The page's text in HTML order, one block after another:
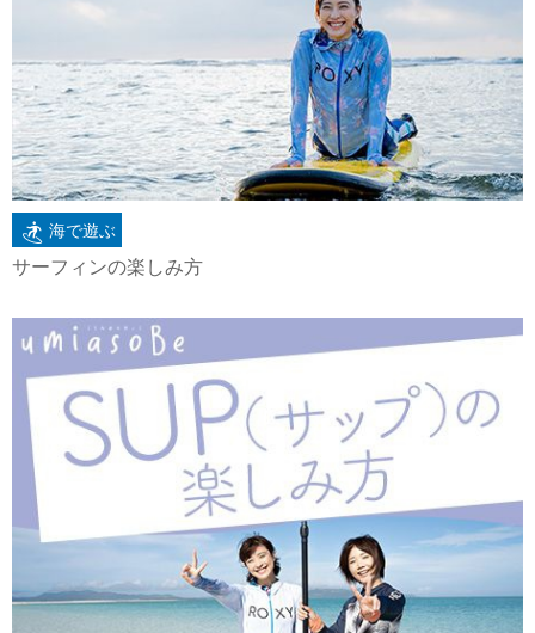
海で遊ぶ
サーフィンの楽しみ方